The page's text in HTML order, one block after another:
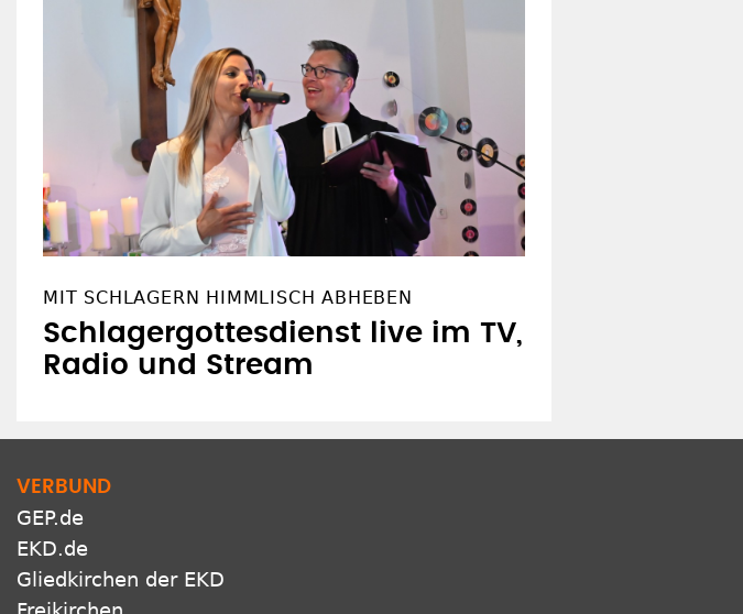
MIT SCHLAGERN HIMMLISCH ABHEBEN
Schlagergottesdienst live im TV,
Radio und Stream
VERBUND
GEP.de
EKD.de
Gliedkirchen der EKD